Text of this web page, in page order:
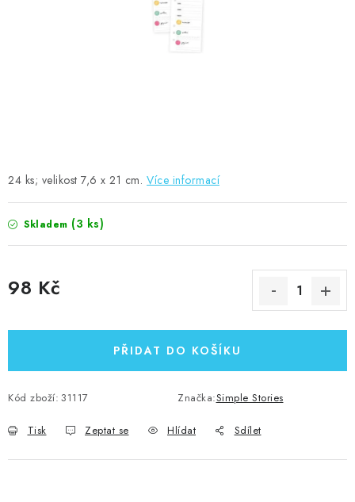
Moje objednávka
Obchodní podmínky
24 ks; velikost 7,6 x 21 cm. Více informací
Skladem (3 ks)
98 Kč
PŘIDAT DO KOŠÍKU
Kód zboží: 31117 Značka:Simple Stories
Tisk Zeptat se Hlídat Sdílet